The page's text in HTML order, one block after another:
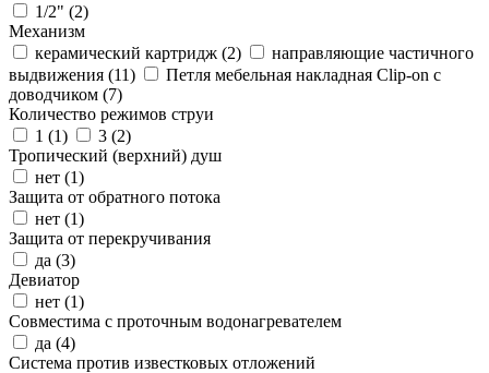
1/2" (2)
Механизм
керамический картридж (2)
направляющие частичного
выдвижения (11)
Петля мебельная накладная Clip-on с
доводчиком (7)
Количество режимов струи
1 (1) 3 (2)
Тропический (верхний) душ
нет (1)
Защита от обратного потока
нет (1)
Защита от перекручивания
да (3)
Девиатор
нет (1)
Совместима с проточным водонагревателем
да (4)
Система против известковых отложений